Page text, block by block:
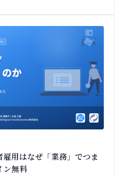
雇用はなぜ「業務」でつま
ン無料